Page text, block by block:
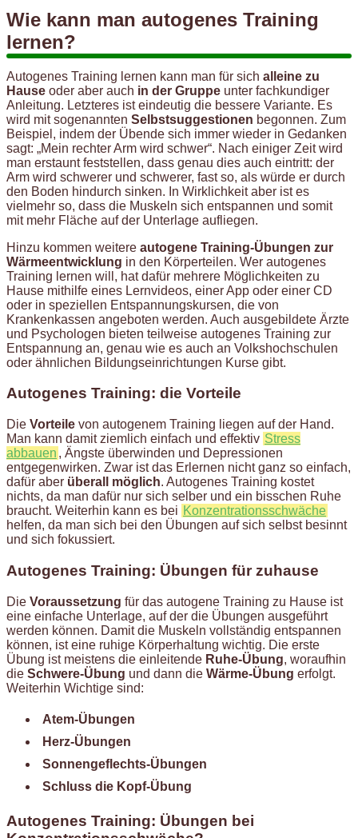
Wie kann man autogenes Training
lernen?
Autogenes Training lernen kann man für sich alleine zu
Hause oder aber auch in der Gruppe unter fachkundiger
Anleitung. Letzteres ist eindeutig die bessere Variante. Es
wird mit sogenannten Selbstsuggestionen begonnen. Zum
Beispiel, indem der Übende sich immer wieder in Gedanken
sagt: „Mein rechter Arm wird schwer“. Nach einiger Zeit wird
man erstaunt feststellen, dass genau dies auch eintritt: der
Arm wird schwerer und schwerer, fast so, als würde er durch
den Boden hindurch sinken. In Wirklichkeit aber ist es
vielmehr so, dass die Muskeln sich entspannen und somit
mit mehr Fläche auf der Unterlage aufliegen.
Hinzu kommen weitere autogene Training-Übungen zur
Wärmeentwicklung in den Körperteilen. Wer autogenes
Training lernen will, hat dafür mehrere Möglichkeiten zu
Hause mithilfe eines Lernvideos, einer App oder einer CD
oder in speziellen Entspannungskursen, die von
Krankenkassen angeboten werden. Auch ausgebildete Ärzte
und Psychologen bieten teilweise autogenes Training zur
Entspannung an, genau wie es auch an Volkshochschulen
oder ähnlichen Bildungseinrichtungen Kurse gibt.
Autogenes Training: die Vorteile
Die Vorteile von autogenem Training liegen auf der Hand.
Man kann damit ziemlich einfach und effektiv Stress
abbauen , Ängste überwinden und Depressionen
entgegenwirken. Zwar ist das Erlernen nicht ganz so einfach,
dafür aber überall möglich. Autogenes Training kostet
nichts, da man dafür nur sich selber und ein bisschen Ruhe
braucht. Weiterhin kann es bei Konzentrationsschwäche
helfen, da man sich bei den Übungen auf sich selbst besinnt
und sich fokussiert.
Autogenes Training: Übungen für zuhause
Die Voraussetzung für das autogene Training zu Hause ist
eine einfache Unterlage, auf der die Übungen ausgeführt
werden können. Damit die Muskeln vollständig entspannen
können, ist eine ruhige Körperhaltung wichtig. Die erste
Übung ist meistens die einleitende Ruhe-Übung, woraufhin
die Schwere-Übung und dann die Wärme-Übung erfolgt.
Weiterhin Wichtige sind:
Atem-Übungen
Herz-Übungen
Sonnengeflechts-Übungen
Schluss die Kopf-Übung
Autogenes Training: Übungen bei